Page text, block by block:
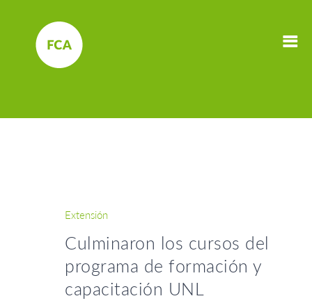
Extensión
Culminaron los cursos del
programa de formación y
capacitación UNL